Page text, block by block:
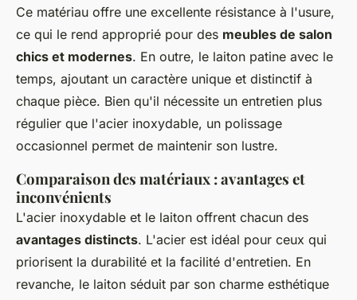
Ce matériau offre une excellente résistance à l'usure,
ce qui le rend approprié pour des meubles de salon
chics et modernes. En outre, le laiton patine avec le
temps, ajoutant un caractère unique et distinctif à
chaque pièce. Bien qu'il nécessite un entretien plus
régulier que l'acier inoxydable, un polissage
occasionnel permet de maintenir son lustre.
Comparaison des matériaux : avantages et
inconvénients
L'acier inoxydable et le laiton offrent chacun des
avantages distincts. L'acier est idéal pour ceux qui
priorisent la durabilité et la facilité d'entretien. En
revanche, le laiton séduit par son charme esthétique